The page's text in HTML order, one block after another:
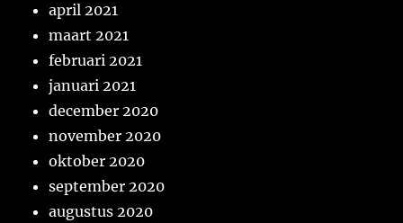
april 2021
maart 2021
februari 2021
januari 2021
december 2020
november 2020
oktober 2020
september 2020
augustus 2020